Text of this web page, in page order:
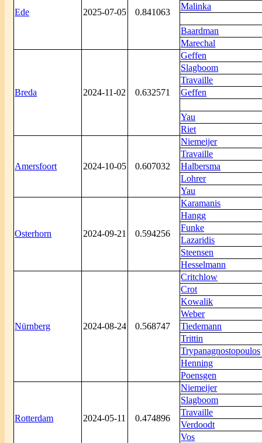
Ede 2025-07-05 0.841063
Malinka
Baardman
Marechal
Breda 2024-11-02 0.632571
Geffen
Slagboom
Travaille
Geffen
Yau
Riet
Amersfoort 2024-10-05 0.607032
Niemeijer
Travaille
Halbersma
Lohrer
Yau
Osterhorn 2024-09-21 0.594256
Karamanis
Hangg
Funke
Lazaridis
Steensen
Hesselmann
Nürnberg 2024-08-24 0.568747
Critchlow
Crot
Kowalik
Weber
Tiedemann
Trittin
Trypanagnostopoulos
Henning
Poensgen
Rotterdam 2024-05-11 0.474896
Niemeijer
Slagboom
Travaille
Verdoodt
Vos